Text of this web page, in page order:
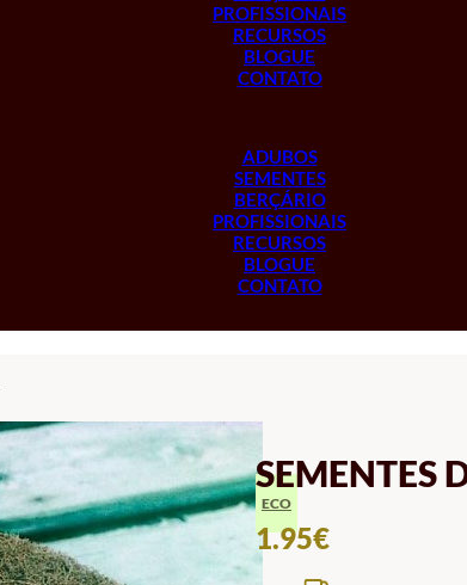
PROFISSIONAIS
RECURSOS
BLOGUE
CONTATO
ADUBOS
SEMENTES
BERÇÁRIO
PROFISSIONAIS
RECURSOS
BLOGUE
CONTATO
SEMENTES
ECO
1.95€